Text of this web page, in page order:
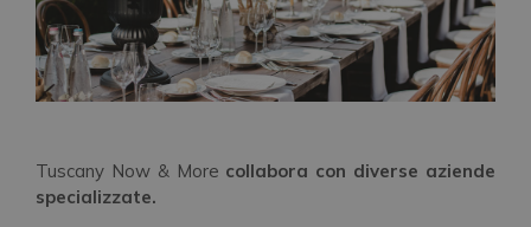
Tuscany Now & More collabora con diverse aziende
specializzate.